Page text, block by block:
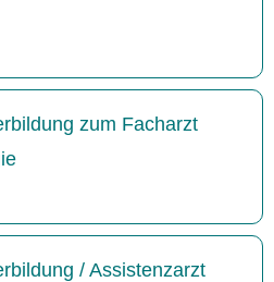
zum Facharzt
/ Assistenzarzt